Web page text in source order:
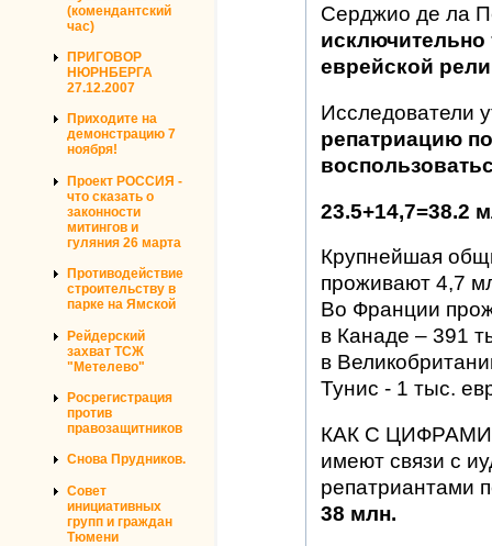
(комендантский
час)
ПРИГОВОР
НЮРНБЕРГА
27.12.2007
Приходите на
демонстрацию 7
ноября!
Проект РОССИЯ -
что сказать о
законности
митингов и
гуляния 26 марта
Противодействие
строительству в
парке на Ямской
Рейдерский
захват ТСЖ
"Метелево"
Росрегистрация
против
правозащитников
Снова Прудников.
Совет
инициативных
групп и граждан
Тюмени
Серджио де ла
исключительно
еврейской
Исследователи
репатриацию
23.5+14,7=38.2
Крупнейшая
проживают 4,7
Во Франции
в Канаде – 391
в
Тунис - 1 тыс.
КАК С ЦИФРАМИ
имеют связи с
репатриантами
38 млн.